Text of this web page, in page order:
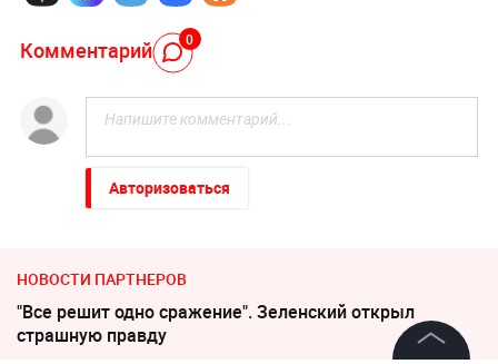
Комментарий 0
Авторизоваться
НОВОСТИ ПАРТНЕРОВ
"Все решит одно сражение". Зеленский открыл
страшную правду